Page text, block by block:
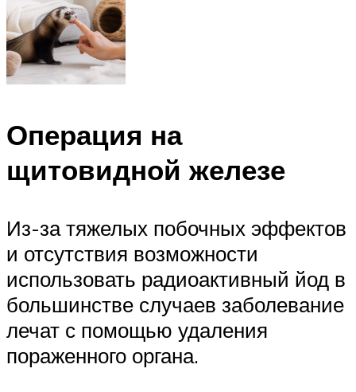
Операция на
щитовидной железе
Из-за тяжелых побочных эффектов
и отсутствия возможности
использовать радиоактивный йод в
большинстве случаев заболевание
лечат с помощью удаления
пораженного органа.